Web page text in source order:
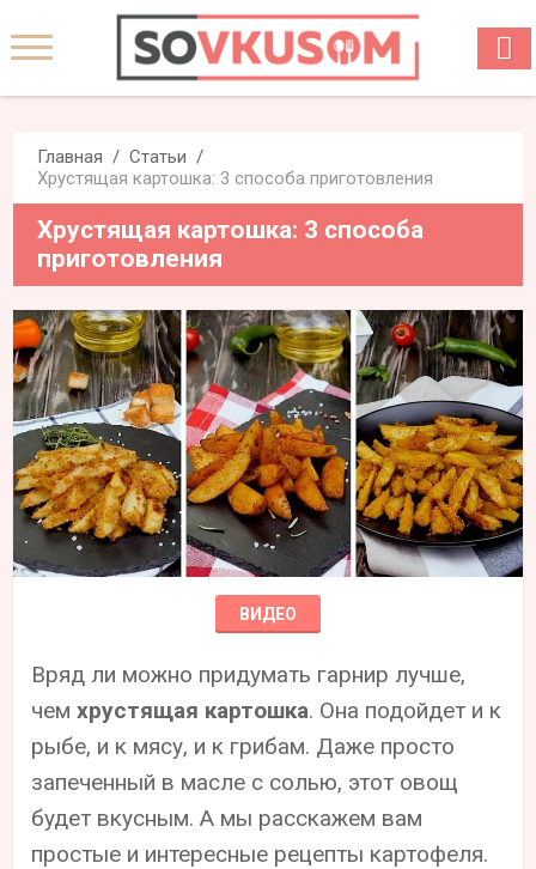
Главная
Статьи
Хрустящая картошка: 3 способа приготовления
Хрустящая картошка: 3 способа
приготовления
ВИДЕО
Вряд ли можно придумать гарнир лучше,
чемхрустящая картошка. Она подойдет и к
рыбе, и к мясу, и к грибам. Даже просто
запеченный в масле с солью, этот овощ
будет вкусным. А мы расскажем вам
простые и интересные рецепты картофеля.